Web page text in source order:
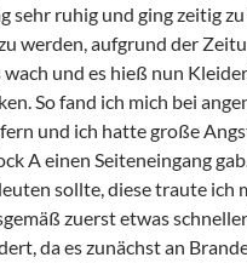
sehr ruhig und ging zeitig
werden, aufgrund der
und es hieß nun
So fand ich mich bei
und ich hatte große
A einen Seiteneingang
sollte, diese traute
zuerst etwas
da es zunächst an